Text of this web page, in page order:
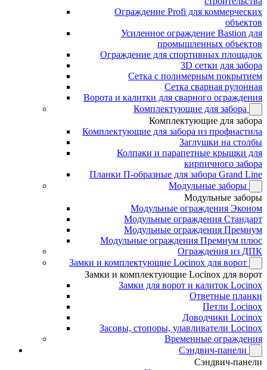
Ограждение Profi для коммерческих
объектов
Усиленное ограждение Bastion для
промышленных объектов
Ограждение для спортивных площадок
3D сетки для забора
Сетка с полимерным покрытием
Сетка сварная рулонная
Ворота и калитки для сварного ограждения
Комплектующие для забора
Комплектующие для забора
Комплектующие для забора из профнастила
Заглушки на столбы
Колпаки и парапетные крышки для
кирпичного забора
Планки П-образные для забора Grand Line
Модульные заборы
Модульные заборы
Модульные ограждения Эконом
Модульные ограждения Стандарт
Модульные ограждения Премиум
Модульные ограждения Премиум плюс
Ограждения из ДПК
Замки и комплектующие Locinox для ворот
Замки и комплектующие Locinox для ворот
Замки для ворот и калиток Locinox
Ответные планки
Петли Locinox
Доводчики Locinox
Засовы, стопоры, улавливатели Locinox
Временные ограждения
Сэндвич-панели
Сэндвич-панели